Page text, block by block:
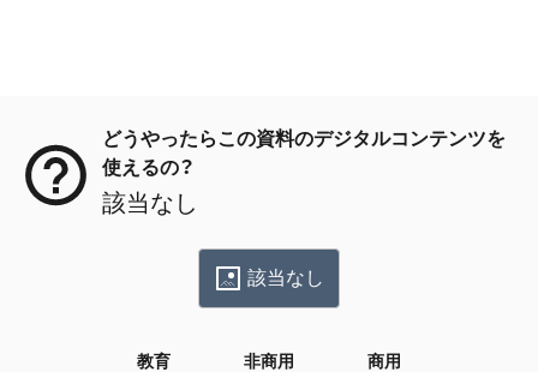
どうやったらこの資料のデジタルコンテンツを
使えるの？
該当なし
該当なし
教育 非商用 商用